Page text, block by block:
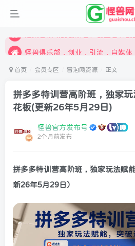
限时开通会员更享折扣，超高返佣
首页 会员专区 冒泡网资源 正文
拼多多特训营高阶班，独家
花板(更新26年5月29日)
怪兽官方发布号
2个月前发布
拼多多特训营高阶班 ，独家玩法赋
新26年5月29日）